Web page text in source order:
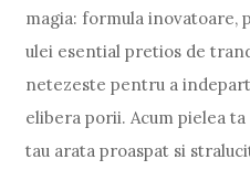
magia: formula inovatoare,
ulei esential pretios de
netezeste pentru a
elibera porii. Acum pielea
tau arata proaspat si